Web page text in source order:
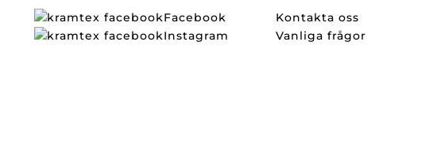
Facebook
Instagram
Kontakta oss
Vanliga frågor